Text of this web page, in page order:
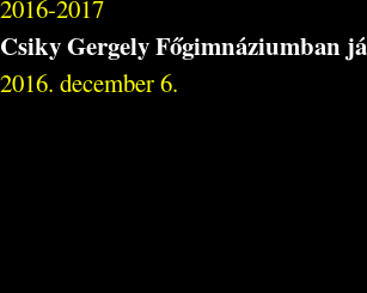
2016-2017
Csiky Gergely Főgimnáziumban
2016. december 6.